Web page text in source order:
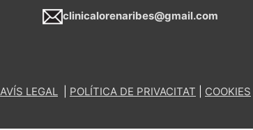
clinicalorenaribes@gmail.com
AVÍS LEGAL POLÍTICA DE PRIVACITAT COOKIES